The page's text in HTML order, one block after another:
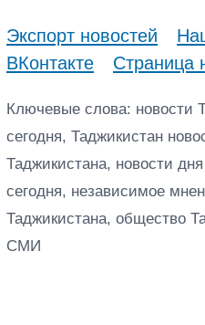
Экспорт новостей
ВКонтакте
Страница
Ключевые слова: новости
сегодня, Таджикистан
Таджикистана, новости
сегодня, независимое
Таджикистана, общество
СМИ